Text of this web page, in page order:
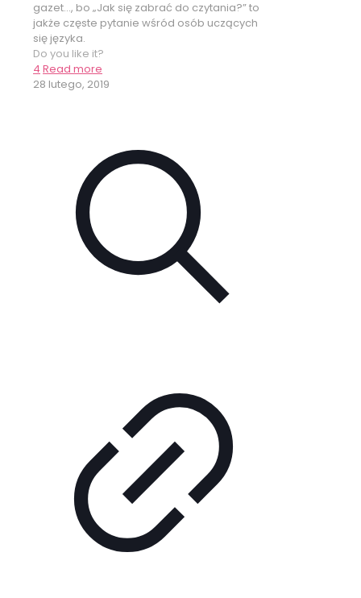
gazet..., bo „Jak się zabrać do czytania?” to
jakże częste pytanie wśród osób uczących
się języka.
Do you like it?
4 Read more
28 lutego, 2019